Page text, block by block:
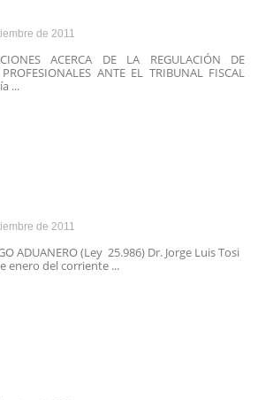
de 2011
ACERCA DE LA REGULACIÓN DE
ANTE EL TRIBUNAL FISCAL
...
de 2011
ADUANERO (Ley 25.986) Dr. Jorge Luis Tosi
enero del corriente ...